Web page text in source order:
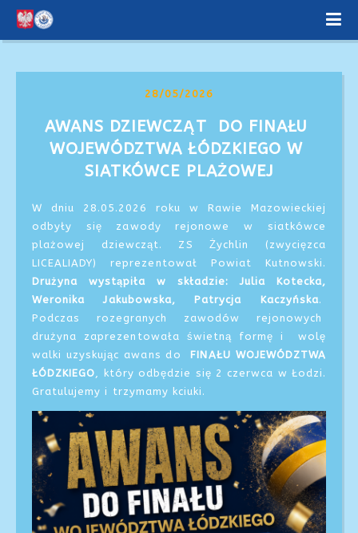
28/05/2026
AWANS DZIEWCZĄT  DO FINAŁU
WOJEWÓDZTWA ŁÓDZKIEGO W
SIATKÓWCE PLAŻOWEJ
W dniu 28.05.2026 roku w Rawie Mazowieckiej
odbyły się zawody rejonowe w siatkówce
plażowej dziewcząt. ZS Żychlin (zwycięzca
LICEALIADY) reprezentował Powiat Kutnowski.
Drużyna wystąpiła w składzie: Julia Kotecka,
Weronika Jakubowska, Patrycja Kaczyńska.
Podczas rozegranych zawodów rejonowych
drużyna zaprezentowała świetną formę i wolę
walki uzyskując awans do
FINAŁU WOJEWÓDZTWA
ŁÓDZKIEGO, który odbędzie się 2 czerwca w Łodzi.
Gratulujemy i trzymamy kciuki.